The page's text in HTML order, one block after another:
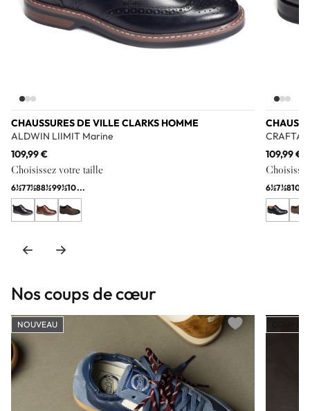
CHAUSSURES DE VILLE CLARKS HOMME
ALDWIN LIIMIT Marine
109,99 €
Choisissez votre taille
6½77½88½99½10...
109,99 €
6½7½810
Nos coups de cœur
NOUVEAU
Add to wishlist